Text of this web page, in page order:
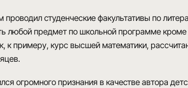
проводил студенческие факультативы по
любой предмет по школьной программе
к примеру, курс высшей математики,
огромного признания в качестве автора